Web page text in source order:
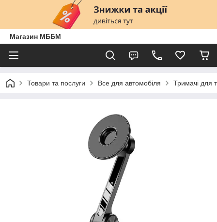
Магазин МББМ
Товари та послуги Все для автомобіля Тримачі для